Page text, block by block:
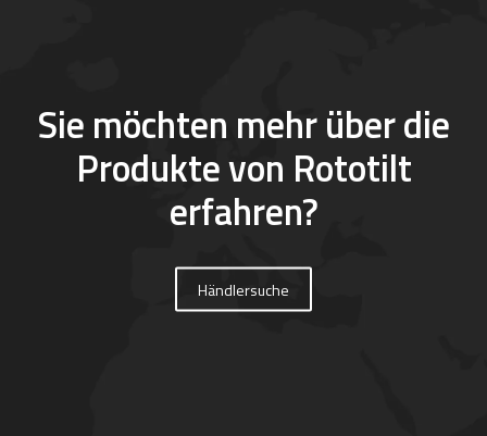
Sie möchten mehr über die
Produkte von Rototilt
erfahren?
Händlersuche